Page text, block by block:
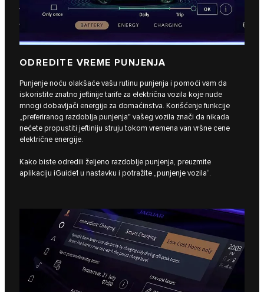
ODREDITE VREME PUNJENJA
Punjenje noću olakšaće vašu rutinu punjenja i pomoći vam da
iskoristite znatno jeftinije tarife za električna vozila koje nude
mnogi dobavljači energije za domaćinstva. Korišćenje funkcije
„preferiranog razdoblja punjenja" vašeg vozila znači da nikada
nećete propustiti jeftiniju struju tokom vremena van vršne cene
električne energije.
Kako biste odredili željeno razdoblje punjenja, preuzmite
aplikaciju iGuide1 u nastavku i potražite „punjenje vozila“.